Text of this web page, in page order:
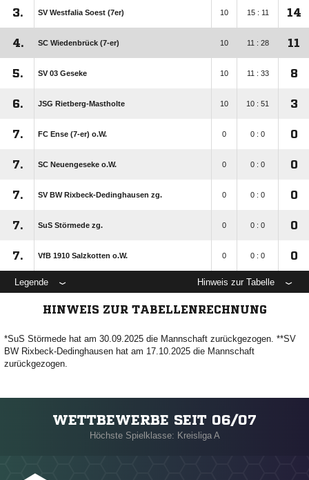
3. SV Westfalia Soest (7er) 10 15 : 11 14
4. SC Wiedenbrück (7-er) 10 11 : 28 11
5. SV 03 Geseke 10 11 : 33 8
6. JSG Rietberg-Mastholte 10 10 : 51 3
7. FC Ense (7-er) o.W. 0 0 : 0 0
7. SC Neuengeseke o.W. 0 0 : 0 0
7. SV BW Rixbeck-Dedinghausen zg. 0 0 : 0 0
7. SuS Störmede zg. 0 0 : 0 0
7. VfB 1910 Salzkotten o.W. 0 0 : 0 0
Legende Hinweis zur Tabelle
HINWEIS ZUR TABELLENRECHNUNG
*SuS Störmede hat am 30.09.2025 die Mannschaft zurückgezogen. **SV
BW Rixbeck-Dedinghausen hat am 17.10.2025 die Mannschaft
zurückgezogen.
WETTBEWERBE SEIT 06/07
Höchste Spielklasse: Kreisliga A